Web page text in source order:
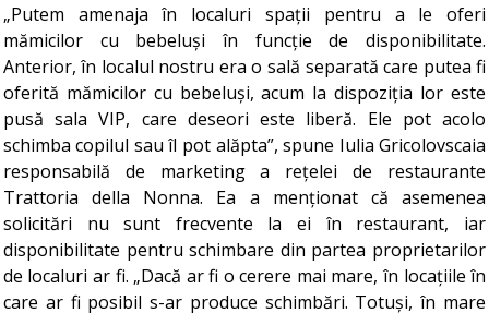
„Putem amenaja în localuri spații pentru a le oferi
mămicilor cu bebeluși în funcție de disponibilitate.
Anterior, în localul nostru era o sală separată care putea fi
oferită mămicilor cu bebeluși, acum la dispoziția lor este
pusă sala VIP, care deseori este liberă. Ele pot acolo
schimba copilul sau îl pot alăpta”, spune Iulia Gricolovscaia
responsabilă de marketing a rețelei de restaurante
Trattoria della Nonna. Ea a menționat că asemenea
solicitări nu sunt frecvente la ei în restaurant, iar
disponibilitate pentru schimbare din partea proprietarilor
de localuri ar fi. „Dacă ar fi o cerere mai mare, în locațiile în
care ar fi posibil s-ar produce schimbări. Totuși, în mare